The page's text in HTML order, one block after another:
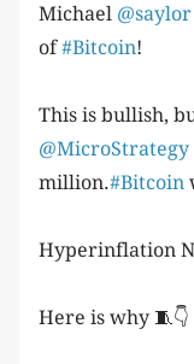
Michael @saylor
of#Bitcoin!
This is bullish,
@MicroStrategy
million.#Bitcoin
Hyperinflation
Here is why 🧵👇